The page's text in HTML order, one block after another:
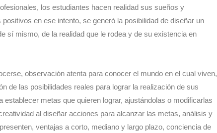
los estudiantes hacen realidad sus sueños y
en ese intento, se generó la posibilidad de diseñar un
sí mismo, de la realidad que le rodea y de su existencia en
observación atenta para conocer el mundo en el cual viven,
de las posibilidades reales para lograr la realización de sus
metas que quieren lograr, ajustándolas o modificarlas
al diseñar acciones para alcanzar las metas, análisis y
ventajas a corto, mediano y largo plazo, conciencia de